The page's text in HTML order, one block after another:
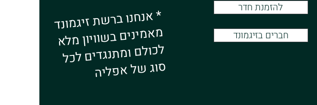
* אנחנו ברשת זיגמונד
מאמינים בשוויון מלא
לכולם ומתנגדים לכל
סוג של אפליה
להזמנת חדר
חברים בזיגמונד